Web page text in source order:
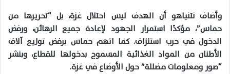
وأضاف نتنياهو أن الهدف ليس احتلال غزة، بل “تحريرها من
حماس”، مؤكدًا استمرار الجهود لإعادة جميع الرهائن، ورفض
الدخول في حرب استنزاف. كما اتهم حماس برفض توزيع آلاف
الأطنان من المواد الغذائية المسموح بدخولها للقطاع، وبنشر
“صور ومعلومات مضللة” حول الأوضاع في غزة.